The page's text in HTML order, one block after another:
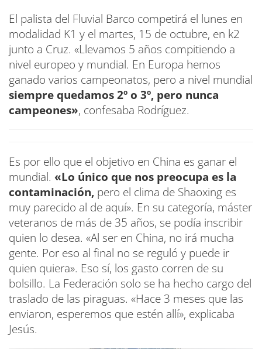
El palista del Fluvial Barco competirá el lunes en
modalidad K1 y el martes, 15 de octubre, en k2
junto a Cruz. «Llevamos 5 años compitiendo a
nivel europeo y mundial. En Europa hemos
ganado varios campeonatos, pero a nivel mundial
siempre quedamos 2º o 3º, pero nunca
campeones», confesaba Rodríguez.
Es por ello que el objetivo en China es ganar el
mundial. «Lo único que nos preocupa es la
contaminación, pero el clima de Shaoxing es
muy parecido al de aquí». En su categoría, máster
veteranos de más de 35 años, se podía inscribir
quien lo desea. «Al ser en China, no irá mucha
gente. Por eso al final no se reguló y puede ir
quien quiera». Eso sí, los gasto corren de su
bolsillo. La Federación solo se ha hecho cargo del
traslado de las piraguas. «Hace 3 meses que las
enviaron, esperemos que estén allí», explicaba
Jesús.